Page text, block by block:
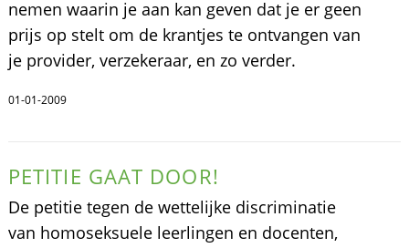
nemen waarin je aan kan geven dat je er geen
prijs op stelt om de krantjes te ontvangen van
je provider, verzekeraar, en zo verder.
01-01-2009
PETITIE GAAT DOOR!
De petitie tegen de wettelijke discriminatie
van homoseksuele leerlingen en docenten,